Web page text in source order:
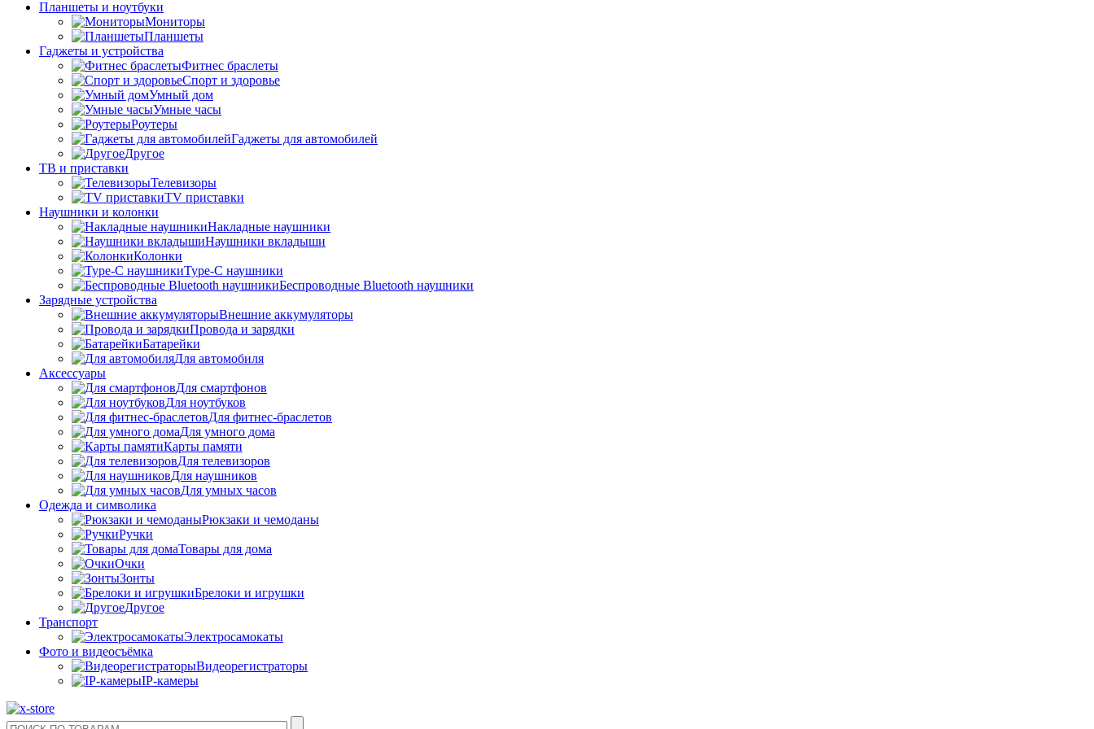
Планшеты и ноутбуки
Мониторы
Планшеты
Гаджеты и устройства
Фитнес браслеты
Спорт и здоровье
Умный дом
Умные часы
Роутеры
Гаджеты для автомобилей
Другое
ТВ и приставки
Телевизоры
TV приставки
Наушники и колонки
Накладные наушники
Наушники вкладыши
Колонки
Type-C наушники
Беспроводные Bluetooth наушники
Зарядные устройства
Внешние аккумуляторы
Провода и зарядки
Батарейки
Для автомобиля
Аксессуары
Для смартфонов
Для ноутбуков
Для фитнес-браслетов
Для умного дома
Карты памяти
Для телевизоров
Для наушников
Для умных часов
Одежда и символика
Рюкзаки и чемоданы
Ручки
Товары для дома
Очки
Зонты
Брелоки и игрушки
Другое
Транспорт
Электросамокаты
Фото и видеосъёмка
Видеорегистраторы
IP-камеры